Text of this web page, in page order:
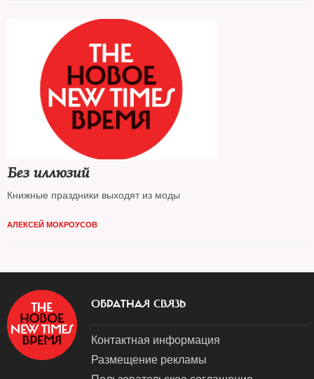
Без иллюзий
Книжные праздники выходят из моды
АЛЕКСЕЙ МОКРОУСОВ
ОБРАТНАЯ СВЯЗЬ
Контактная информация
Размещение рекламы